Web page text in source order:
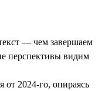
— чем завершаем
перспективы видим
от 2024-го, опираясь